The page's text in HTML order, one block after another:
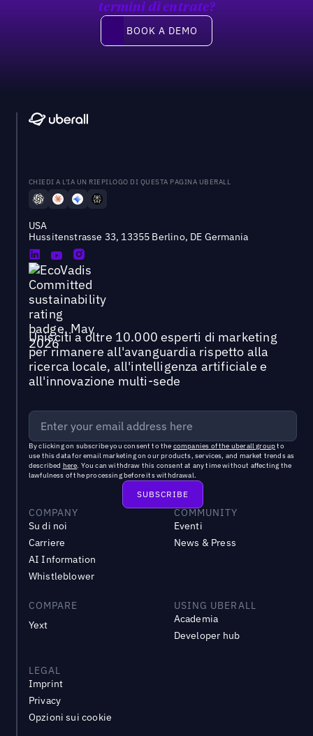
termini di entrate?
Book a demo
BOOK A DEMO
CHIEDI A L'IA UN RIEPILOGO DI QUESTA PAGINA UBERALL
USA
Hussitenstrasse 33, 13355 Berlino, DE Germania
Unisciti a oltre 10.000 esperti di marketing
per rimanere all'avanguardia rispetto alla
ricerca locale, all'intelligenza artificiale e
all'innovazione multi-sede
By clicking on subscribe you consent to the companies of the uberall groupto
use this data for email marketing on our products, services, and market trends as
described here. You can withdraw this consent at any time without affecting the
lawfulness of the processing before its withdrawal.
COMPANY
Su di noi
Carriere
AI Information
Whistleblower
COMMUNITY
Eventi
News & Press
COMPARE
Yext
USING UBERALL
Academia
Developer hub
LEGAL
Imprint
Privacy
Opzioni sui cookie